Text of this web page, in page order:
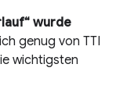
wurde
genug von TTI
wichtigsten